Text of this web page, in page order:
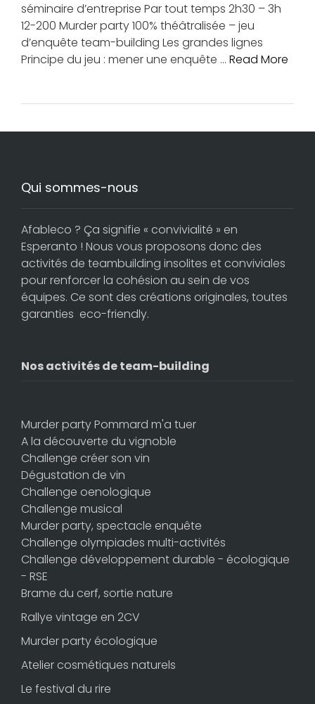
séminaire d’entreprise Par tout temps 2h30 – 3h
12-200 Murder party 100% théâtralisée – jeu
d’enquête team-building Les grandes lignes
Principe du jeu : mener une enquête … Read More
Qui sommes-nous
Afableco ? Ça signifie « convivialité » en
Esperanto ! Nous vous proposons donc des
activités de teambuilding insolites et conviviales
pour renforcer la cohésion au sein de vos
équipes. Ce sont des créations originales, toutes
garanties eco-friendly.
Nos activités de team-building
Murder party Pommard m'a tuer
A la découverte du vignoble
Challenge créer son vin
Dégustation de vin
Challenge oenologique
Challenge musical
Murder party, spectacle enquête
Challenge olympiades multi-activités
Challenge développement durable - écologique
- RSE
Brame du cerf, sortie nature
Rallye vintage en 2CV
Murder party écologique
Atelier cosmétiques naturels
Le festival du rire